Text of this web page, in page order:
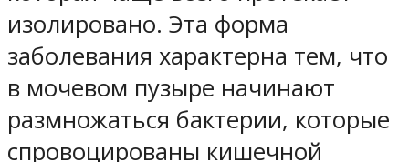
изолировано. Эта форма
заболевания характерна тем, что
в мочевом пузыре начинают
размножаться бактерии, которые
спровоцированы кишечной